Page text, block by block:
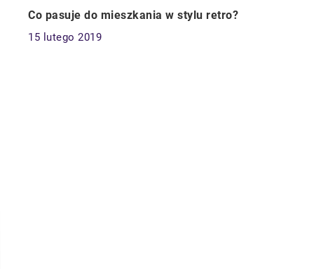
Co pasuje do mieszkania w stylu retro?
15 lutego 2019